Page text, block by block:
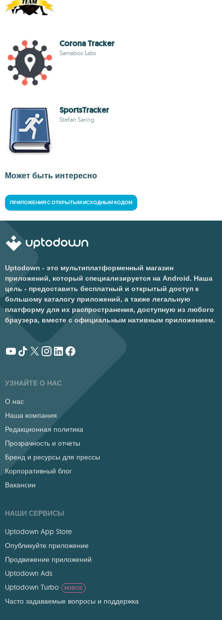
Corona Tracker
Samabox Labs
SportsTracker
Stefan Saring
Может быть интересно
ПРИЛОЖЕНИЯ С ОТКРЫТЫМ ИСХОДНЫМ КОДОМ
Uptodown - это мультиплатформенный магазин
приложений, который специализируется на Android. Наша
цель - предоставить бесплатный и открытый доступ к
большому каталогу приложений, а также легальную
платформу для их распространения, доступную из любого
браузера, вместе с официальным нативным приложением.
УЗНАЙТЕ О НАС
О нас
Наша компания
Редакционная политика
Прозрачность и отчеты
Бренд и ресурсы для прессы
Корпоративный блог
Вакансии
НАШИ СЕРВИСЫ
Uptodown App Store
Опубликуйте приложение
Продвижение приложений
Uptodown Ads
Uptodown Turbo
НОВОЕ
Часто задаваемые вопросы и поддержка